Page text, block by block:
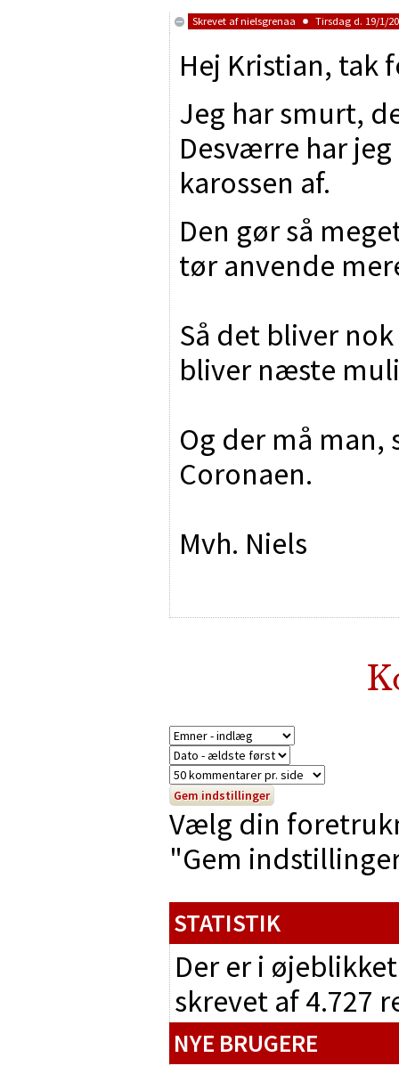
Skrevet afnielsgrenaa Tirsdag d. 19/1/
Hej Kristian, tak
Jeg har smurt,
Desværre har
karossen af.
Den gør så
tør anvende
Så det bliver
bliver næste
Og der må
Coronaen.
Mvh. Niels
Vælg din
"Gem
STATISTIK
Der er i
skrevet af 4.727
NYE BRUGERE